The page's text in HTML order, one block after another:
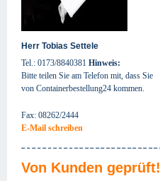
Herr Tobias Settele
Tel.: 0173/8840381 Hinweis:
Bitte teilen Sie am Telefon mit, dass Sie
von Containerbestellung24 kommen.
Fax: 08262/2444
E-Mail schreiben
Von Kunden geprüft!